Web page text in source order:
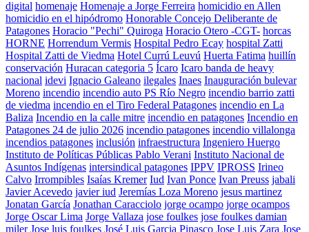
digital homenaje Homenaje a Jorge Ferreira homicidio en Allen
homicidio en el hipódromo Honorable Concejo Deliberante de
Patagones Horacio "Pechi" Quiroga Horacio Otero -CGT- horcas
HORNE Horrendum Vermis Hospital Pedro Ecay hospital Zatti
Hospital Zatti de Viedma Hotel Currú Leuvú Huerta Fatima huillín
conservación Huracan categoria 5 Ícaro Icaro banda de heavy
nacional idevi Ignacio Galeano ilegales Inaes Inauguración bulevar
Moreno incendio incendio auto PS Río Negro incendio barrio zatti
de viedma incendio en el Tiro Federal Patagones incendio en La
Baliza Incendio en la calle mitre incendio en patagones Incendio en
Patagones 24 de julio 2026 incendio patagones incendio villalonga
incendios patagones inclusión infraestructura Ingeniero Huergo
Instituto de Políticas Públicas Pablo Verani Instituto Nacional de
Asuntos Indígenas intersindical patagones IPPV IPROSS Irineo
Calvo Irrompibles Isaías Kremer Iud Ivan Ponce Ivan Preuss jabali
Javier Acevedo javier iud Jeremías Loza Moreno jesus martinez
Jonatan García Jonathan Caracciolo jorge ocampo jorge ocampos
Jorge Oscar Lima Jorge Vallaza jose foulkes jose foulkes damian
miler Jose luis foulkes José Luis Garcia Pinasco Jose Luis Zara Jose